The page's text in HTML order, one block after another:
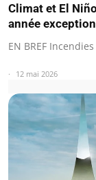
Climat et El
année
EN BREF
12 mai 2026